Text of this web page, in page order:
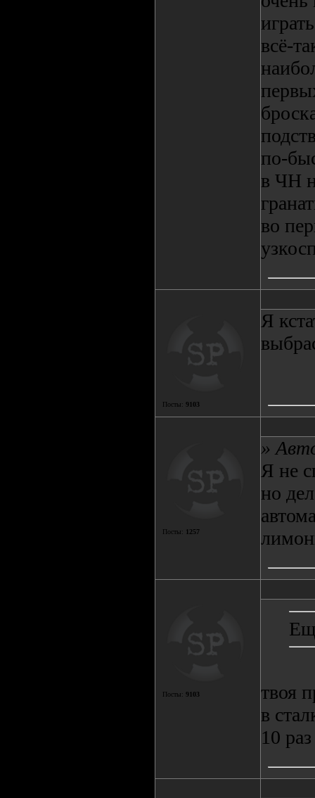
всё-
по-
в ЧН
во
Посты: 9103
Я
Посты: 1257
»
Я не
но
Посты: 9103
твоя
в
10